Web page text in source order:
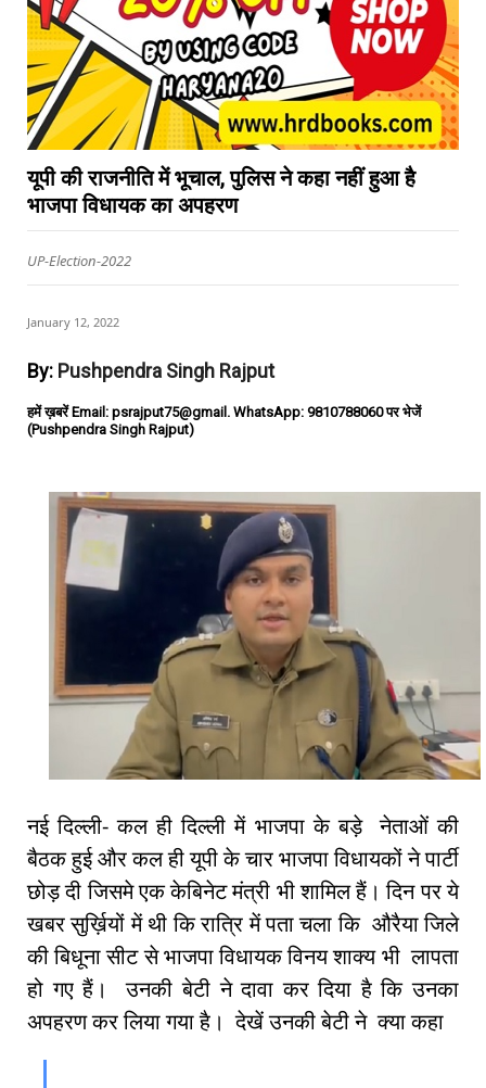
यूपी की राजनीति में भूचाल, पुलिस ने कहा नहीं हुआ है
भाजपा विधायक का अपहरण
UP-Election-2022
January 12, 2022
By: Pushpendra Singh Rajput
हमें ख़बरें Email: psrajput75@gmail. WhatsApp: 9810788060 पर भेजें
(Pushpendra Singh Rajput)
नई दिल्ली- कल ही दिल्ली में भाजपा के बड़े नेताओं की
बैठक हुई और कल ही यूपी के चार भाजपा विधायकों ने पार्टी
छोड़ दी जिसमे एक केबिनेट मंत्री भी शामिल हैं। दिन पर ये
खबर सुर्ख़ियों में थी कि रात्रि में पता चला कि औरैया जिले
की बिधूना सीट से भाजपा विधायक विनय शाक्य भी लापता
हो गए हैं। उनकी बेटी ने दावा कर दिया है कि उनका
अपहरण कर लिया गया है। देखें उनकी बेटी ने क्या कहा